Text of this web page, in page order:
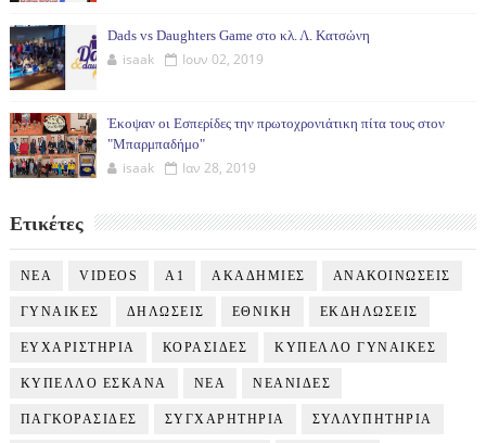
Dads vs Daughters Game στο κλ. Λ. Κατσώνη
isaak Ιουν 02, 2019
Έκοψαν οι Εσπερίδες την πρωτοχρονιάτικη πίτα τους στον
"Μπαρμπαδήμο"
isaak Ιαν 28, 2019
Ετικέτες
NEA VIDEOS Α1 ΑΚΑΔΗΜΙΕΣ ΑΝΑΚΟΙΝΩΣΕΙΣ
ΓΥΝΑΙΚΕΣ ΔΗΛΩΣΕΙΣ ΕΘΝΙΚΗ ΕΚΔΗΛΩΣΕΙΣ
ΕΥΧΑΡΙΣΤΗΡΙΑ ΚΟΡΑΣΙΔΕΣ ΚΥΠΕΛΛΟ ΓΥΝΑΙΚΕΣ
ΚΥΠΕΛΛΟ ΕΣΚΑΝΑ ΝΕΑ ΝΕΑΝΙΔΕΣ
ΠΑΓΚΟΡΑΣΙΔΕΣ ΣΥΓΧΑΡΗΤΗΡΙΑ ΣΥΛΛΥΠΗΤΗΡΙΑ